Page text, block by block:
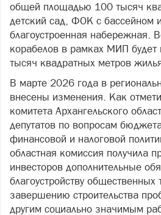
общей площадью 100 тысяч
детский сад, ФОК с бассейном
благоустроенная набережная.
корабелов в рамках МИП будет
тысяч квадратных метров
В марте 2026 года в
внесены изменения. Как
комитета Архангельского
депутатов по вопросам
финансовой и налоговой
областная комиссия получила
инвесторов дополнительные
благоустройству общественных
завершению строительства
другим социально значимым